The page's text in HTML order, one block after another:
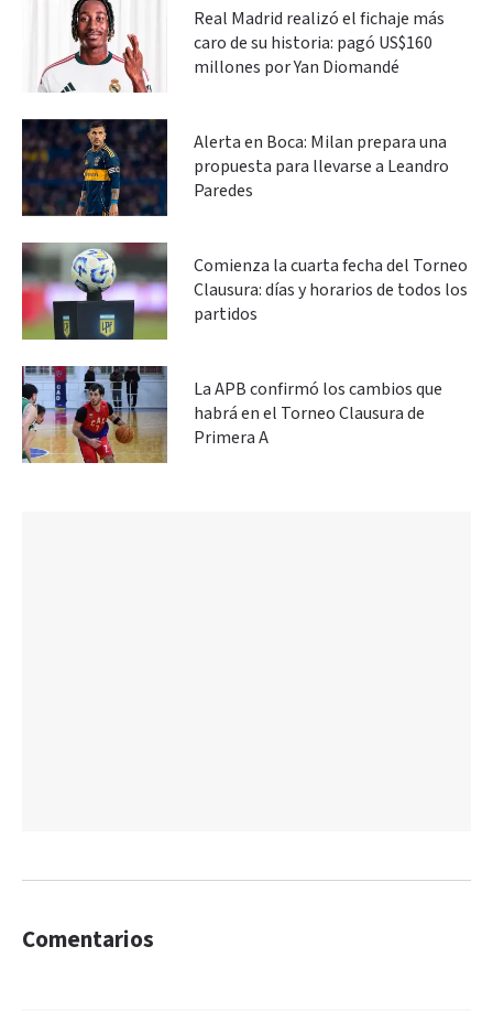
Real Madrid realizó el fichaje más
caro de su historia: pagó US$160
millones por Yan Diomandé
Alerta en Boca: Milan prepara una
propuesta para llevarse a Leandro
Paredes
Comienza la cuarta fecha del Torneo
Clausura: días y horarios de todos los
partidos
La APB confirmó los cambios que
habrá en el Torneo Clausura de
Primera A
Comentarios